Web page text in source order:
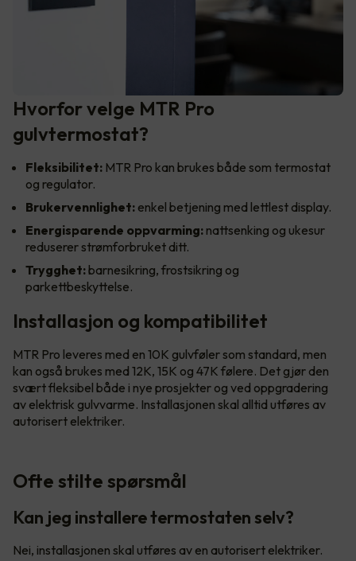
Hvorfor velge MTR Pro
gulvtermostat?
Fleksibilitet: MTR Pro kan brukes både som termostat
og regulator.
Brukervennlighet: enkel betjening med lettlest display.
Energisparende oppvarming: nattsenking og ukesur
reduserer strømforbruket ditt.
Trygghet:barnesikring, frostsikring og
parkettbeskyttelse.
Installasjon og kompatibilitet
MTR Pro leveres med en 10K gulvføler som standard, men
kan også brukes med 12K, 15K og 47K følere. Det gjør den
svært fleksibel både i nye prosjekter og ved oppgradering
av elektrisk gulvvarme. Installasjonen skal alltid utføres av
autorisert elektriker.
Ofte stilte spørsmål
Kan jeg installere termostaten selv?
Nei, installasjonen skal utføres av en autorisert elektriker.